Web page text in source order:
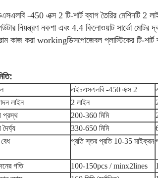
-450 এক্স 2 টি-শার্ট ব্যাগ তৈরির মেশিনটি 2
নিয়ন্ত্রণ নকশা এবং 4.4 কিলোওয়াট সার্ভো মোটর
কাজ করা workingডিসপোজেবল প্লাস্টিকের টি-
এইচএসএলবি -450 এক্স 2
লাইন
2 লাইন
প্রস্থ
200-360 মিমি
দৈর্ঘ্য
330-650 মিমি
বেধ
প্রতি স্তর প্রতি 10-35 মাইক্রন
গতি
100-150pcs / minx2lines